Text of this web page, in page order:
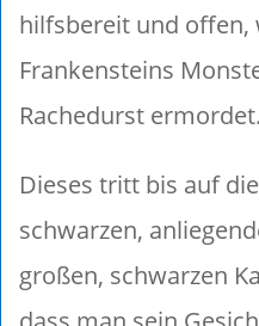
hilfsbereit und offen,
Frankensteins
Rachedurst ermordet.
Dieses tritt bis auf
schwarzen,
großen, schwarzen